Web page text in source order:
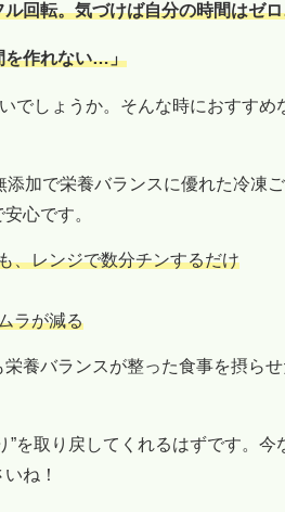
回転。気づけば自分の時間はゼ
を作れない…」
でしょうか。そんな時におすすめ
添加で栄養バランスに優れた冷凍
心です。
、レンジで数分チンするだけ
ラが減る
養バランスが整った食事を摂ら
を取り戻してくれるはずです。今
ね！